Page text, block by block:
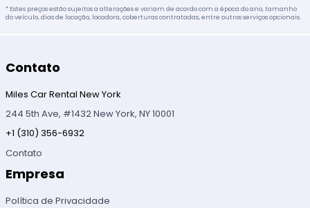
* Estes preços estão sujeitos a alterações e variam de acordo com a época do ano, tamanho
do veículo, dias de locação, locadora, coberturas contratadas, entre outros serviços opcionais.
Contato
Miles Car Rental New York
244 5th Ave, #1432 New York, NY 10001
+1 (310) 356-6932
Contato
Empresa
Política de Privacidade